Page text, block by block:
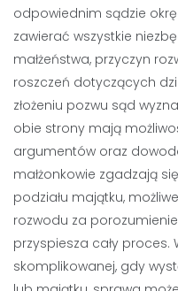
odpowiednim sądzie
zawierać wszystkie
małżeństwa, przyczyn
roszczeń dotyczących
złożeniu pozwu sąd
obie strony mają
argumentów oraz
małżonkowie zgadzają
podziału majątku,
rozwodu za
przyspiesza cały proces.
skomplikowanej, gdy